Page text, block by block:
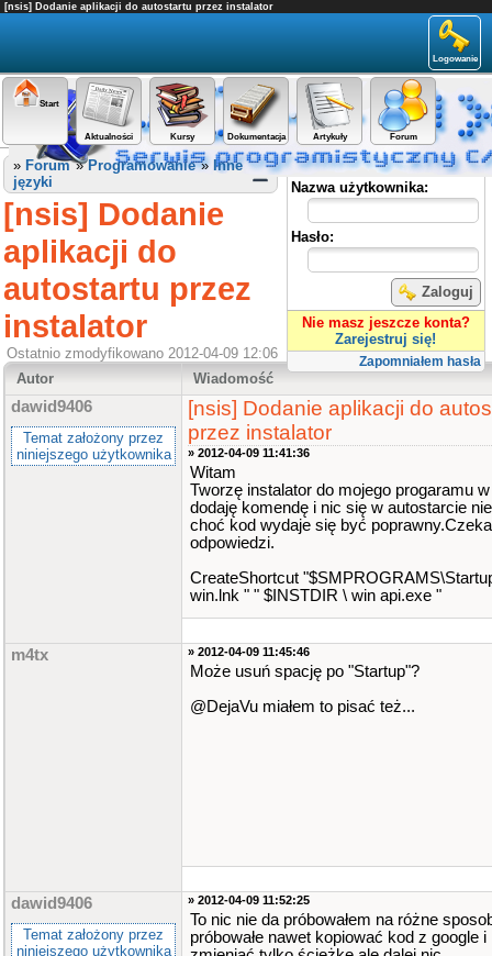
[nsis] Dodanie aplikacji do autostartu przez instalator
Logowanie
Start
Aktualności Kursy Dokumentacja Artykuły Forum
Panel użytkownika
Nazwa użytkownika:
Hasło:
Zaloguj
Nie masz jeszcze konta?
Zarejestruj się!
Zapomniałem hasła
» Forum»Programowanie» Inne
języki
[nsis] Dodanie
aplikacji do
autostartu przez
instalator
Ostatnio zmodyfikowano 2012-04-09 12:06
Autor
Wiadomość
dawid9406
Temat założony przez
niniejszego użytkownika
[nsis] Dodanie aplikacji do
przez instalator
» 2012-04-09 11:41:36
Witam
Tworzę instalator do mojego progaramu
dodaję komendę i nic się w autostarcie
choć kod wydaje się być
odpowiedzi.
CreateShortcut
win.lnk " " $INSTDIR \ win api.exe "
m4tx » 2012-04-09 11:45:46
Może usuń spację po "Startup"?
@DejaVu miałem to pisać też...
dawid9406
Temat założony przez
niniejszego użytkownika
» 2012-04-09 11:52:25
To nic nie da próbowałem na różne
próbowałe nawet kopiować kod z google i